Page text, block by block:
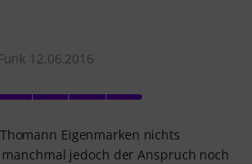
12.06.2016
Eigenmarken nichts
jedoch der Anspruch noch